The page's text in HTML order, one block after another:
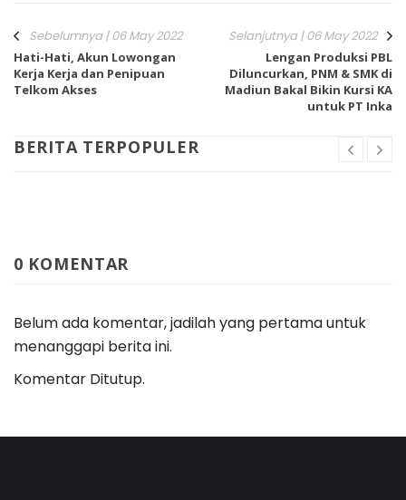
Sebelumnya | 06 May 2022
Hati-Hati, Akun Lowongan
Kerja Kerja dan Penipuan
Telkom Akses
Selanjutnya | 06 May 2022
Lengan Produksi PBL
Diluncurkan, PNM & SMK di
Madiun Bakal Bikin Kursi KA
untuk PT Inka
BERITA TERPOPULER
0 KOMENTAR
Belum ada komentar, jadilah yang pertama untuk
menanggapi berita ini.
Komentar Ditutup.